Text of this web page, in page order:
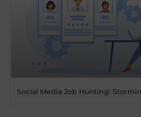
Social Media Job Hunting: